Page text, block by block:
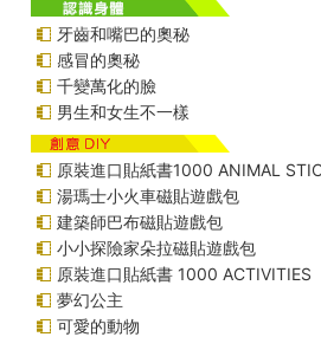
牙齒和嘴巴的奧秘
感冒的奧秘
千變萬化的臉
男生和女生不一樣
原裝進口貼紙書1000 ANIMAL
湯瑪士小火車磁貼遊戲包
建築師巴布磁貼遊戲包
小小探險家朵拉磁貼遊戲包
原裝進口貼紙書 1000 ACTIVITIES
夢幻公主
可愛的動物